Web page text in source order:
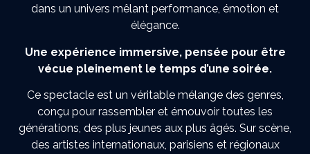
dans un univers mêlant performance, émotion et
élégance.
Une expérience immersive, pensée pour être
vécue pleinement le temps d’une soirée.
Ce spectacle est un véritable mélange des genres,
conçu pour rassembler et émouvoir toutes les
générations, des plus jeunes aux plus âgés. Sur scène,
des artistes internationaux, parisiens et régionaux